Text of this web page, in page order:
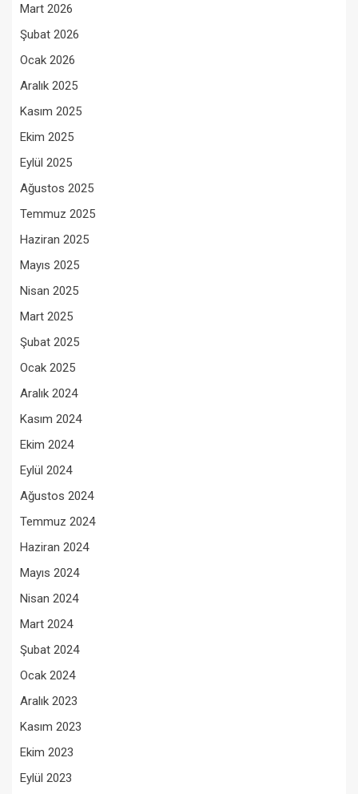
Mart 2026
Şubat 2026
Ocak 2026
Aralık 2025
Kasım 2025
Ekim 2025
Eylül 2025
Ağustos 2025
Temmuz 2025
Haziran 2025
Mayıs 2025
Nisan 2025
Mart 2025
Şubat 2025
Ocak 2025
Aralık 2024
Kasım 2024
Ekim 2024
Eylül 2024
Ağustos 2024
Temmuz 2024
Haziran 2024
Mayıs 2024
Nisan 2024
Mart 2024
Şubat 2024
Ocak 2024
Aralık 2023
Kasım 2023
Ekim 2023
Eylül 2023